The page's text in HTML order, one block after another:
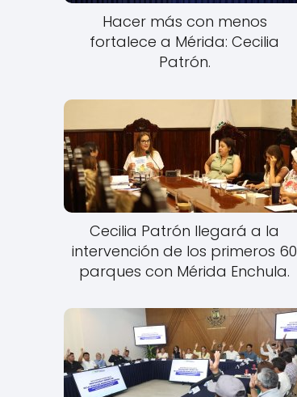
Hacer más con menos
fortalece a Mérida: Cecilia
Patrón.
Cecilia Patrón llegará a la
intervención de los primeros 60
parques con Mérida Enchula.